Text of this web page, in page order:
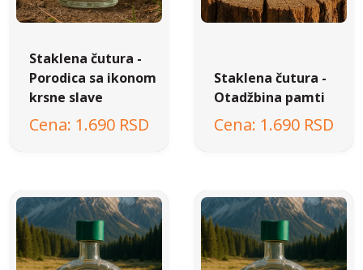
Staklena čutura -
Porodica sa ikonom
krsne slave
1.690 RSD
Staklena čutura -
Otadžbina pamti
1.690 RSD